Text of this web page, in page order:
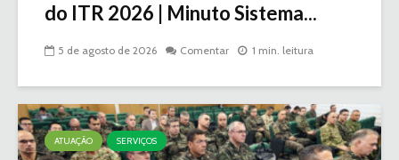
do ITR 2026 | Minuto Sistema...
5 de agosto de 2026 Comentar 1 min. leitura
ATUAÇÃO SERVIÇOS